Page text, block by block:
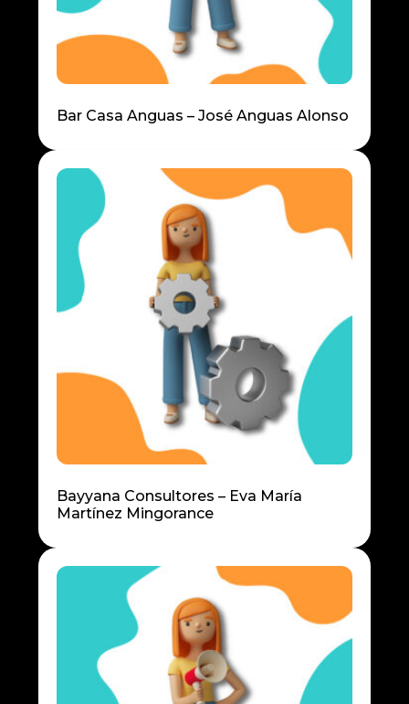
Bar Casa Anguas – José Anguas Alonso
Bayyana Consultores – Eva María
Martínez Mingorance